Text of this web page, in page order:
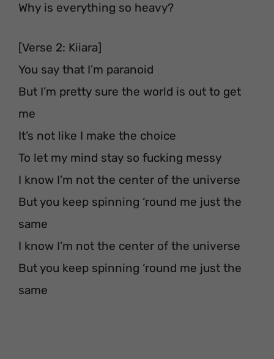
Why is everything so heavy?
[Verse 2: Kiiara]
You say that I’m paranoid
But I’m pretty sure the world is out to get
me
It’s not like I make the choice
To let my mind stay so fucking messy
I know I’m not the center of the universe
But you keep spinning ‘round me just the
same
I know I’m not the center of the universe
But you keep spinning ‘round me just the
same